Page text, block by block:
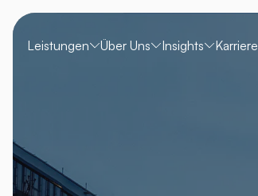
Leistungen Über Uns Insights Karriere